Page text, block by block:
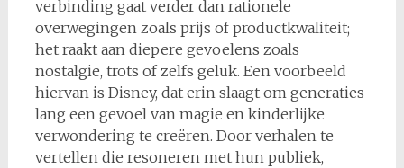
verbinding gaat verder dan rationele
overwegingen zoals prijs of productkwaliteit;
het raakt aan diepere gevoelens zoals
nostalgie, trots of zelfs geluk. Een voorbeeld
hiervan is Disney, dat erin slaagt om generaties
lang een gevoel van magie en kinderlijke
verwondering te creëren. Door verhalen te
vertellen die resoneren met hun publiek,